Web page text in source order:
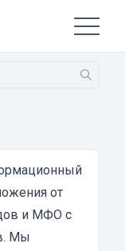
от
и МФО с
Мы